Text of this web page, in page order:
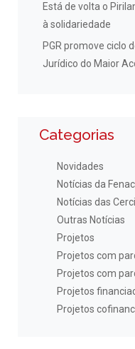
Está de volta o
à solidariedade
PGR promove ciclo
Jurídico do Maior
Categorias
Novidades
Notícias da
Notícias das
Outras Notícias
Projetos
Projetos com
Projetos com
Projetos
Projetos